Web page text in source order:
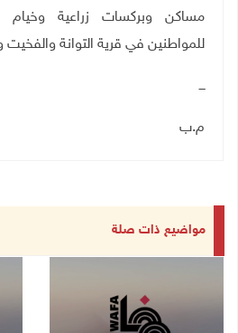
مساكن وبركسات زراعية وخيام
للمواطنين في قرية التوانة والفخيت
ـــ
م.ب
مواضيع ذات صلة